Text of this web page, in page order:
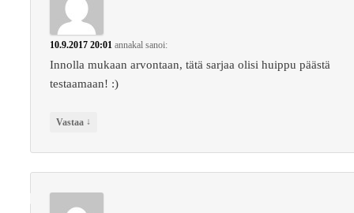
10.9.2017 20:01 annakal sanoi:
Innolla mukaan arvontaan, tätä sarjaa olisi huippu päästä
testaamaan! :)
Vastaa ↓